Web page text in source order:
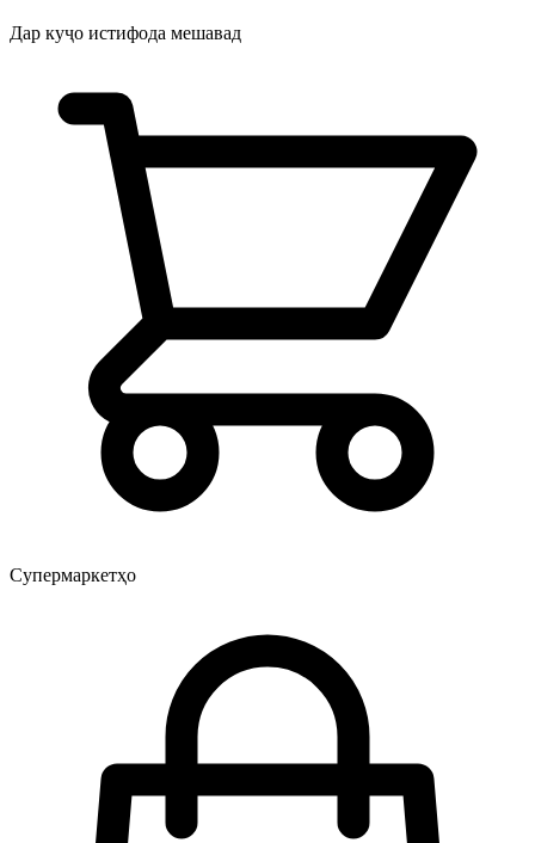
Дар куҷо истифода мешавад
Супермаркетҳо